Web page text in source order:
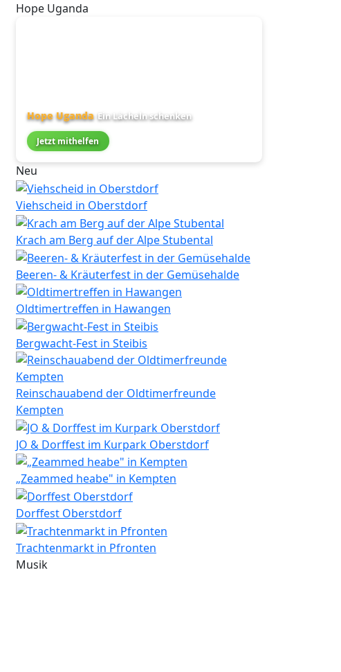
Hope Uganda
Hope Uganda Ein Lächeln schenken
Jetzt mithelfen
Neu
Viehscheid in Oberstdorf
Krach am Berg auf der Alpe Stubental
Beeren- & Kräuterfest in der Gemüsehalde
Oldtimertreffen in Hawangen
Bergwacht-Fest in Steibis
Reinschauabend der Oldtimerfreunde
Kempten
JO & Dorffest im Kurpark Oberstdorf
„Zeammed heabe" in Kempten
Dorffest Oberstdorf
Trachtenmarkt in Pfronten
Musik